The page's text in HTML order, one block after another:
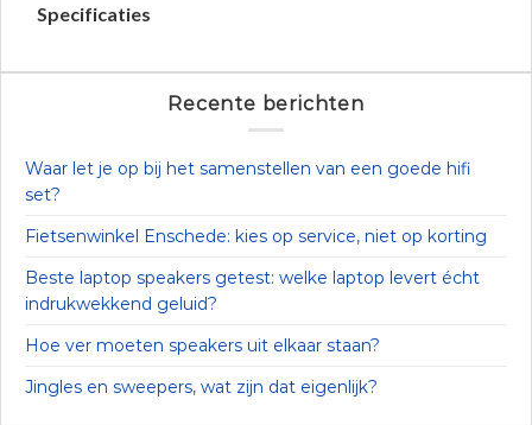
Specificaties
Recente berichten
Waar let je op bij het samenstellen van een goede hifi
set?
Fietsenwinkel Enschede: kies op service, niet op korting
Beste laptop speakers getest: welke laptop levert écht
indrukwekkend geluid?
Hoe ver moeten speakers uit elkaar staan?
Jingles en sweepers, wat zijn dat eigenlijk?